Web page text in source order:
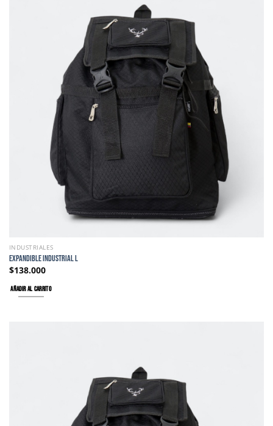
INDUSTRIALES
EXPANDIBLE INDUSTRIAL L
$138.000
AÑADIR AL CARRITO